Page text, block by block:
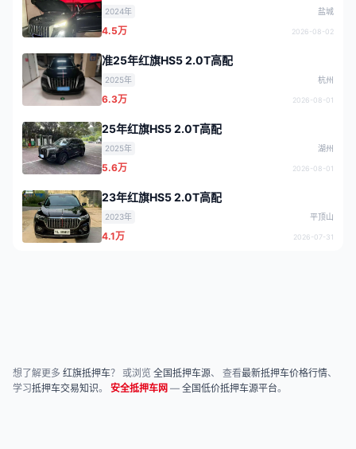
2024年 盐城
4.5万 2026-08-02
准25年红旗HS5 2.0T高配
2025年 杭州
6.3万 2026-08-01
25年红旗HS5 2.0T高配
2025年 湖州
5.6万 2026-08-01
23年红旗HS5 2.0T高配
2023年 平顶山
4.1万 2026-07-31
想了解更多 红旗抵押车？ 或浏览 全国抵押车源、 查看最新抵押车价格行情、
学习抵押车交易知识。 安全抵押车网 — 全国低价抵押车源平台。